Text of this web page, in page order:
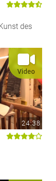
des
Video
24:38